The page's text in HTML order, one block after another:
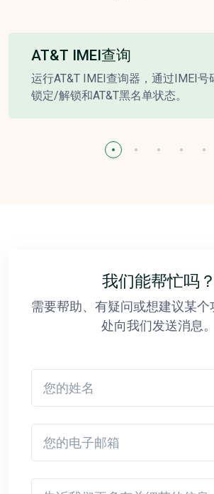
AT&T IMEI查询
运行AT&T IMEI查询器，通过IMEI号
锁定/解锁和AT&T黑名单状态。
我们能帮忙吗？
需要帮助、有疑问或想建议某
处向我们发送消息。